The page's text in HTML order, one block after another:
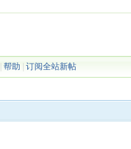
|帮助 |订阅全站新帖